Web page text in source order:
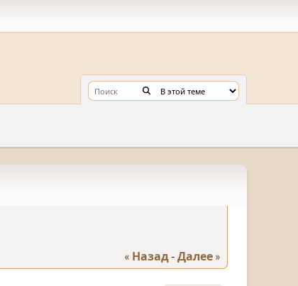
« Назад - Далее »